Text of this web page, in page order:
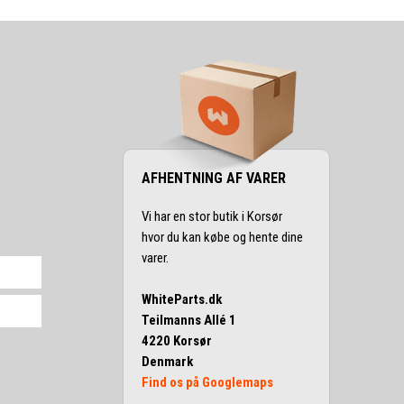
AFHENTNING AF VARER
Vi har en stor butik i Korsør
hvor du kan købe og hente dine
varer.
WhiteParts.dk
Teilmanns Allé 1
4220 Korsør
Denmark
Find os på Googlemaps